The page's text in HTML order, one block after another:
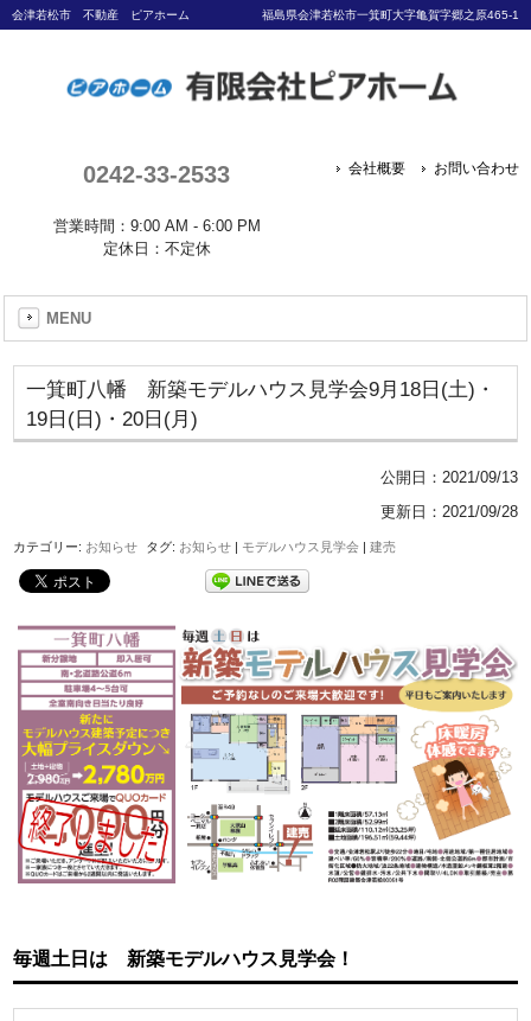
会津若松市 不動産 ピアホーム 福島県会津若松市一箕町大字亀賀字郷之原465-1
0242-33-2533
営業時間：9:00 AM - 6:00 PM
定休日：不定休
会社概要 お問い合わせ
MENU
一箕町八幡 新築モデルハウス見学会9月18日(土)・
19日(日)・20日(月)
公開日： 2021/09/13
更新日：2021/09/28
カテゴリー: お知らせ タグ: お知らせ | モデルハウス見学会 |建売
毎週土日は 新築モデルハウス見学会！